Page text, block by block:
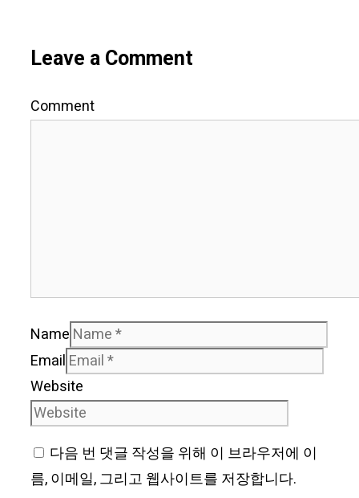
Leave a Comment
Comment
Name
Email
Website
다음 번 댓글 작성을 위해 이 브라우저에 이
름, 이메일, 그리고 웹사이트를 저장합니다.